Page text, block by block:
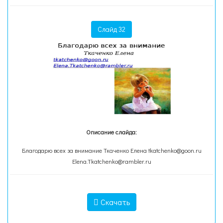
Слайд 32
Описание слайда:
Благодарю всех за внимание Ткаченко Елена tkatchenko@goon.ru
Elena.Tkatchenko@rambler.ru
Скачать